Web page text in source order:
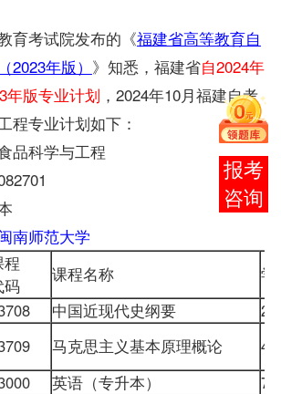
育考试院发布的《福建省高等教育自
2023年版） 》知悉，福建省自2024年
年版专业计划 ，2024年10月福建自考
程专业计划如下：
品科学与工程
南师范大学
程
码
课程名称
学
中国近现代史纲要
2
马克思主义基本原理概论
4
英语（专升本）
7
在线
客服